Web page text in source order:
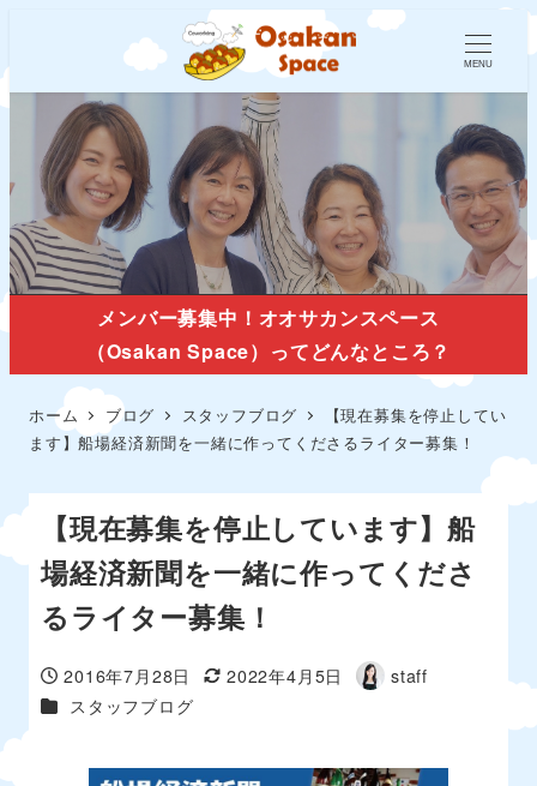
MENU
スタッフブログ
メンバー募集中！オオサカンスペース
（Osakan Space）ってどんなところ？
ホーム ブログ スタッフブログ
【現在募集を停止してい
ます】船場経済新聞を一緒に作ってくださるライター募集！
【現在募集を停止しています】船
場経済新聞を一緒に作ってくださ
るライター募集！
投稿日
2016年7月28日
更新日
2022年4月5日
著
staff
カテゴリー
スタッフブログ